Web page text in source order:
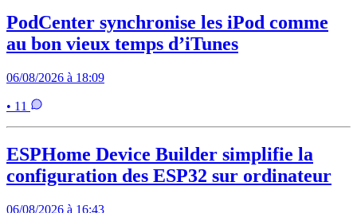
PodCenter synchronise les iPod comme
au bon vieux temps d’iTunes
06/08/2026 à 18:09
• 11
ESPHome Device Builder simplifie la
configuration des ESP32 sur ordinateur
06/08/2026 à 16:43